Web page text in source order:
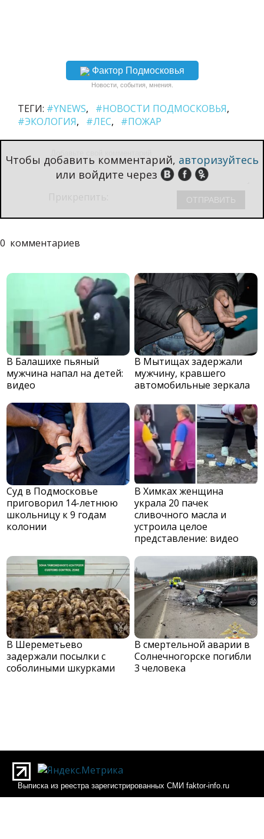
Фактор Подмосковья
Новости, события, мнения.
ТЕГИ: #YNEWS
#НОВОСТИ ПОДМОСКОВЬЯ
#ЭКОЛОГИЯ
#ЛЕС #ПОЖАР
Чтобы добавить комментарий, авторизуйтесь
или войдите через
0 комментариев
В Балашихе пьяный
мужчина напал на детей:
видео
В Мытищах задержали
мужчину, кравшего
автомобильные зеркала
Суд в Подмосковье
приговорил 14-летнюю
школьницу к 9 годам
колонии
В Химках женщина
украла 20 пачек
сливочного масла и
устроила целое
представление: видео
В Шереметьево
задержали посылки с
соболиными шкурками
В смертельной аварии в
Солнечногорске погибли
3 человека
Выписка из реестра зарегистрированных СМИ faktor-info.ru